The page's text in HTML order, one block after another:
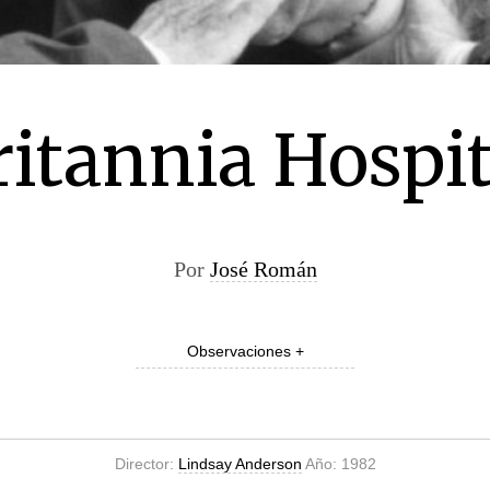
Por José Román
Observaciones +
Director: Lindsay Anderson Año: 1982